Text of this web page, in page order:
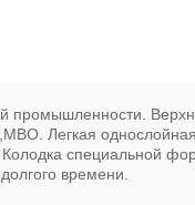
промышленности.
Легкая
специальной
времени.